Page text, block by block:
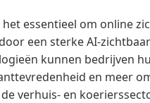
essentieel om online
een sterke AI-
kunnen bedrijven
en meer
verhuis- en